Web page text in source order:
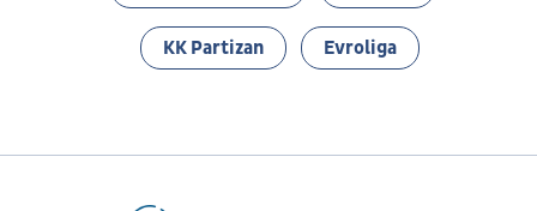
KK Partizan Evroliga